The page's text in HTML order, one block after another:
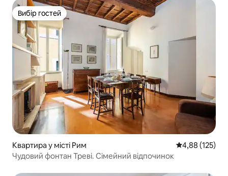
Вибір гостей
Вибір гостей
Квартира у місті Рим Середня
4,88 (125)
Чудовий фонтан Треві. Сімейний відпочинок